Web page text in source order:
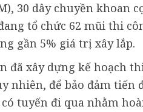
30 dây chuyền khoan
tổ chức 62 mũi thi
gần 5% giá trị xây lắp.
đã xây dựng kế hoạch
nhiên, để bảo đảm tiến
tuyến đi qua nhằm